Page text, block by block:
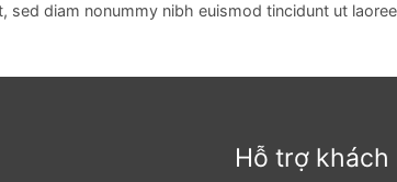
diam nonummy nibh euismod tincidunt ut
Hỗ trợ khách